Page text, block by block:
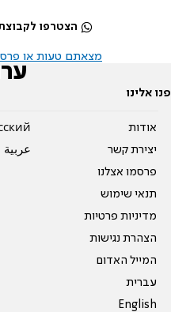
הצטרפו
מצאתם טעות או
פנו אלינו
אודות
יצירת קשר
פרסמו אצלנו
תנאי שימוש
מדיניות פרטיות
הצהרת נגישות
המייל האדום
עברית
English
عربية